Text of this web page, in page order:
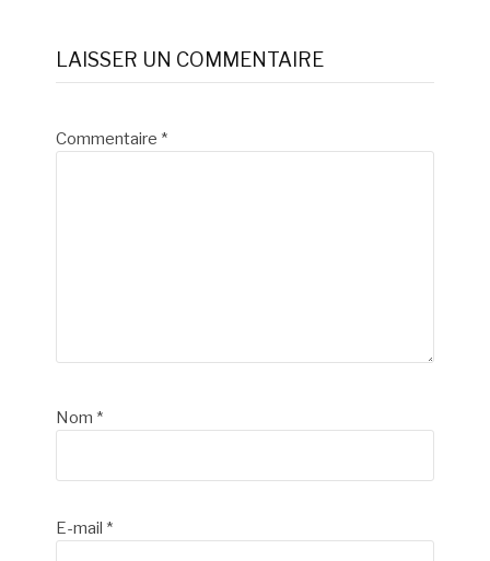
la
suite
LAISSER UN COMMENTAIRE
Commentaire *
Nom *
E-mail *